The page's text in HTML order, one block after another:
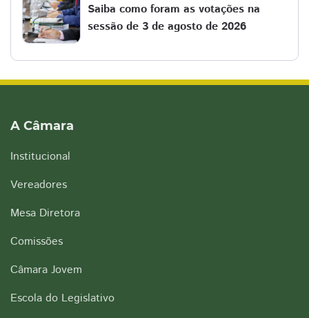
Saiba como foram as votações na
sessão de 3 de agosto de 2026
A Câmara
Institucional
Vereadores
Mesa Diretora
Comissões
Câmara Jovem
Escola do Legislativo